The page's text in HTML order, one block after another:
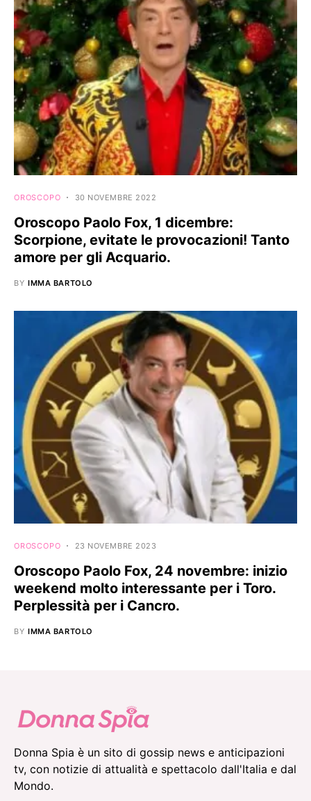
OROSCOPO 30 NOVEMBRE 2022
Oroscopo Paolo Fox, 1 dicembre:
Scorpione, evitate le provocazioni! Tanto
amore per gli Acquario.
BY IMMA BARTOLO
OROSCOPO 23 NOVEMBRE 2023
Oroscopo Paolo Fox, 24 novembre: inizio
weekend molto interessante per i Toro.
Perplessità per i Cancro.
BY IMMA BARTOLO
Donna Spia è un sito di gossip news e anticipazioni
tv, con notizie di attualità e spettacolo dall'Italia e dal
Mondo.